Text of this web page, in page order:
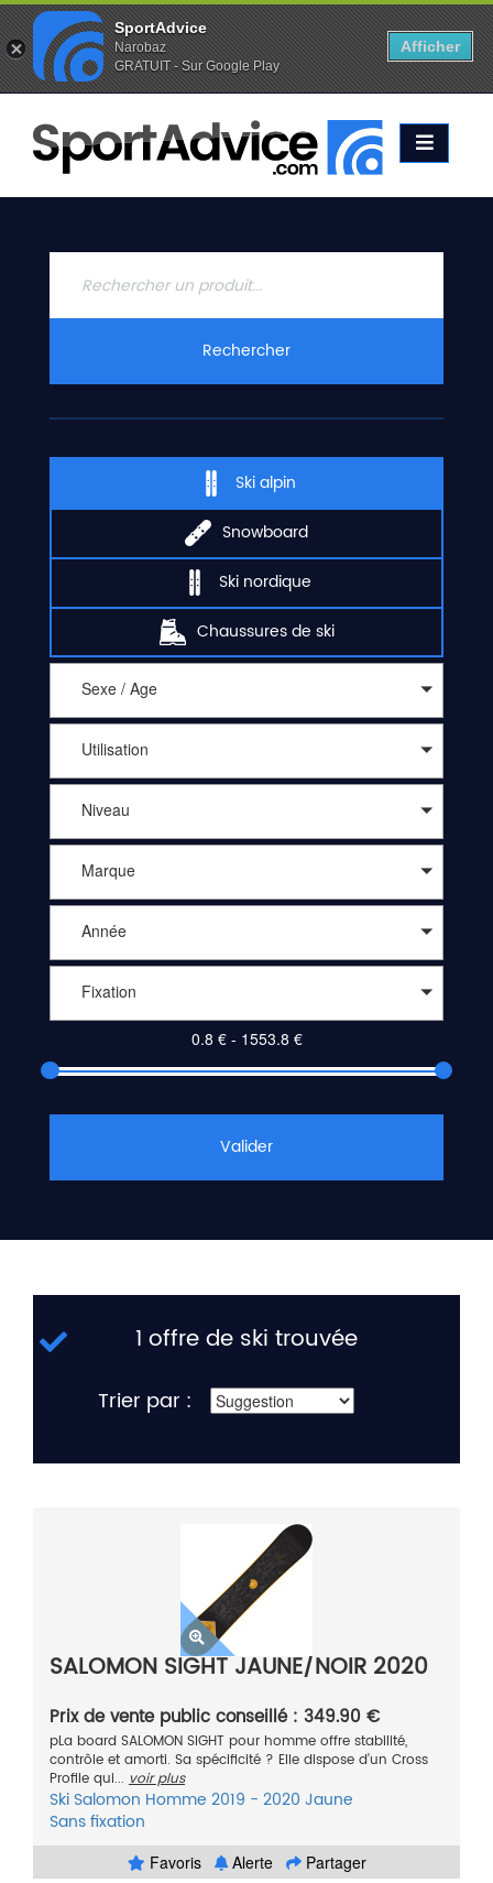
Favoris (0) Alertes (0)
ACCUEIL
SKIS
2020
CONTACT
Rechercher
Ski alpin
Snowboard
Ski nordique
Chaussures de ski
Sexe / Age
Utilisation
Niveau
Marque
Année
Fixation
Valider
1 offre de ski trouvée
Trier par :
SALOMON SIGHT JAUNE/NOIR 2020
Prix de vente public conseillé : 349.90 €
pLa board SALOMON SIGHT pour homme offre stabilité,
contrôle et amorti. Sa spécificité ? Elle dispose d’un Cross
Profile qui... voir plus
Ski Salomon Homme 2019 - 2020 Jaune
Sans fixation
Favoris Alerte Partager
SportAdvice
Narobaz
GRATUIT - Sur Google Play
Afficher